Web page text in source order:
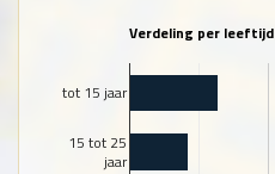
Verdeling per leeftijd
tot 15 jaar
15 tot 25
jaar